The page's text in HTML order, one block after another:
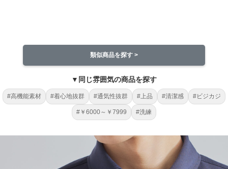
類似商品を探す >
▼同じ雰囲気の商品を探す
#高機能素材 #着心地抜群 #通気性抜群 #上品 #清潔感 #ビジカジ
#￥6000～￥7999 #洗練